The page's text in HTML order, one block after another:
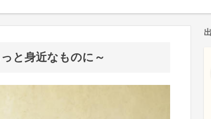
と身近なものに～